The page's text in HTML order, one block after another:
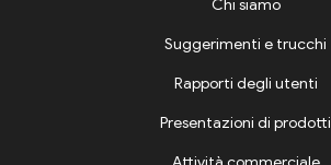
Chi siamo
Suggerimenti e trucchi
Rapporti degli utenti
Presentazioni di prodotti